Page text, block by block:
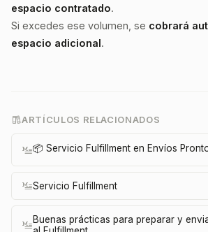
espacio contratado.
Si excedes ese volumen, se cobrará
espacio adicional.
ARTÍCULOS RELACIONADOS
📦 Servicio Fulfillment en Envíos
Servicio Fulfillment
Buenas prácticas para preparar y